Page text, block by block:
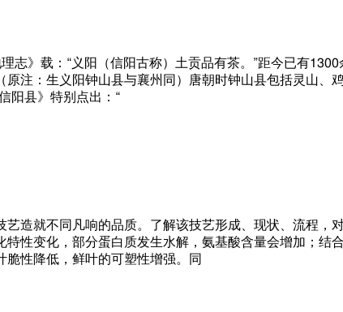
志》载：“义阳（信阳古称）土贡品有茶。”距今已有
注：生义阳钟山县与襄州同）唐朝时钟山县包括灵山
阳县》特别点出：“
造就不同凡响的品质。了解该技艺形成、现状、流程
性变化，部分蛋白质发生水解，氨基酸含量会增加；
性降低，鲜叶的可塑性增强。同